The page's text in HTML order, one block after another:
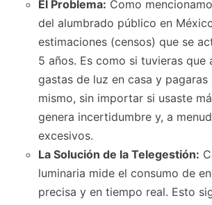
El Problema: Como
del alumbrado público en
estimaciones (censos) que se
5 años. Es como si tuvieras que
gastas de luz en casa y pagaras
mismo, sin importar si usaste
genera incertidumbre y, a
excesivos.
La Solución de la Telegestión:
luminaria mide el consumo de
precisa y en tiempo real. Esto